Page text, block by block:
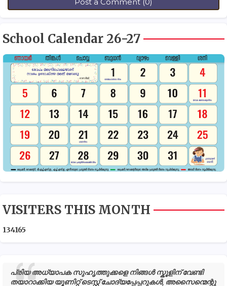
School Calendar 26-27
VISITERS THIS MONTH
134165
പ്രിയ അധ്യാപക സുഹൃത്തുക്കളെ നിങ്ങൾ സ്കൂളിന് വേണ്ടി
തയാറാക്കിയ യൂണിറ്റ് ടെസ്റ്റ് ചോദ്യപ്പേപ്പറുകൾ, അസൈന്മെന്റു